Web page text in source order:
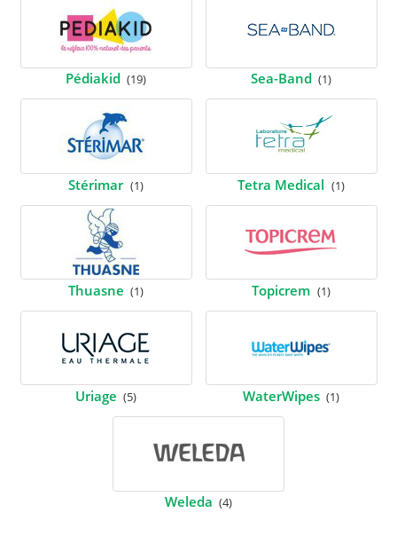
Pédiakid (19) Sea-Band (1)
Stérimar (1) Tetra Medical (1)
Thuasne (1) Topicrem (1)
Uriage (5) WaterWipes (1)
Weleda (4)